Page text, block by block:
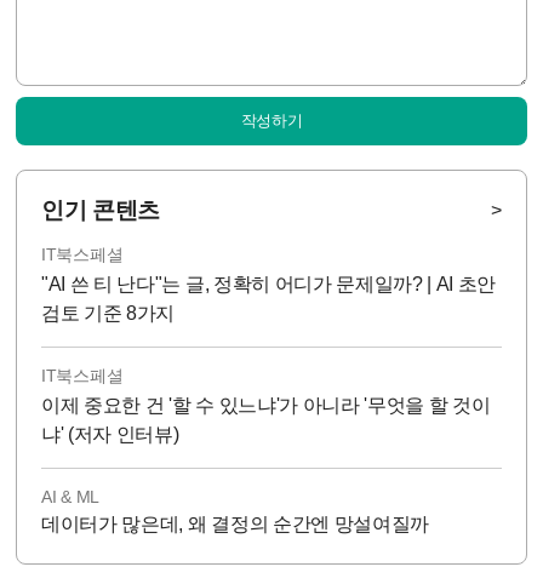
작성하기
인기 콘텐츠 >
IT북스페셜
"AI 쓴 티 난다"는 글, 정확히 어디가 문제일까? | AI 초안
검토 기준 8가지
IT북스페셜
이제 중요한 건 '할 수 있느냐'가 아니라 '무엇을 할 것이
냐' (저자 인터뷰)
AI & ML
데이터가 많은데, 왜 결정의 순간엔 망설여질까